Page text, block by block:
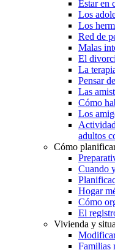
Estar en
Los
Los
Red de
Malas
El
La
Pensar
Las
Cómo
Los
adultos
Cómo
Cuando
Hogar
Cómo
El
Vivienda y
Familias